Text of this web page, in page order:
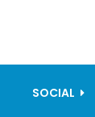
SOCIAL